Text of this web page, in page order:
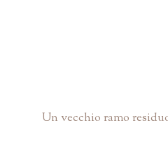
Un vecchio ramo